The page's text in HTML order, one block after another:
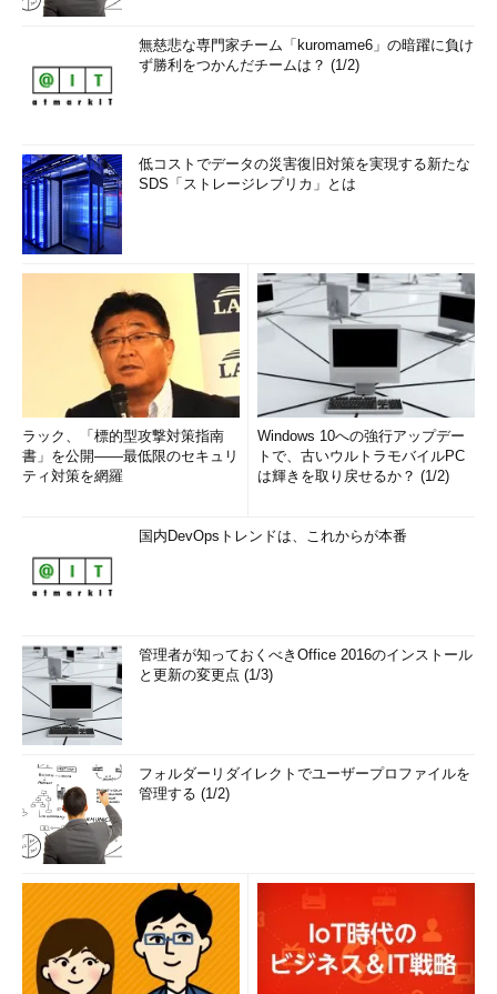
無慈悲な専門家チーム「kuromame6」の暗躍に負け
ず勝利をつかんだチームは？ (1/2)
低コストでデータの災害復旧対策を実現する新たな
SDS「ストレージレプリカ」とは
ラック、「標的型攻撃対策指南
書」を公開――最低限のセキュリ
ティ対策を網羅
Windows 10への強行アップデー
トで、古いウルトラモバイルPC
は輝きを取り戻せるか？ (1/2)
国内DevOpsトレンドは、これからが本番
管理者が知っておくべきOffice 2016のインストール
と更新の変更点 (1/3)
フォルダーリダイレクトでユーザープロファイルを
管理する (1/2)